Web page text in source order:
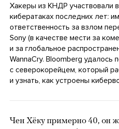
Хакеры из КНДР участвовали
кибератаках последних лет:
ответственность за взлом
Sony (в качестве мести за
и за глобальное
WannaCry. Bloomberg удалось
с северокорейцем, который
и узнать, как устроены
Чен Хёку примерно 40, он